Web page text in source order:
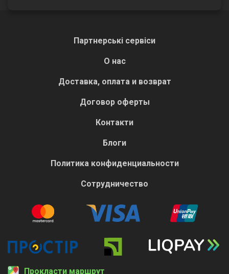
Партнерські сервіси
О нас
Доставка, оплата и возврат
Договор оферты
Контакти
Блоги
Политика конфиденциальности
Сотрудничество
Прокласти маршрут